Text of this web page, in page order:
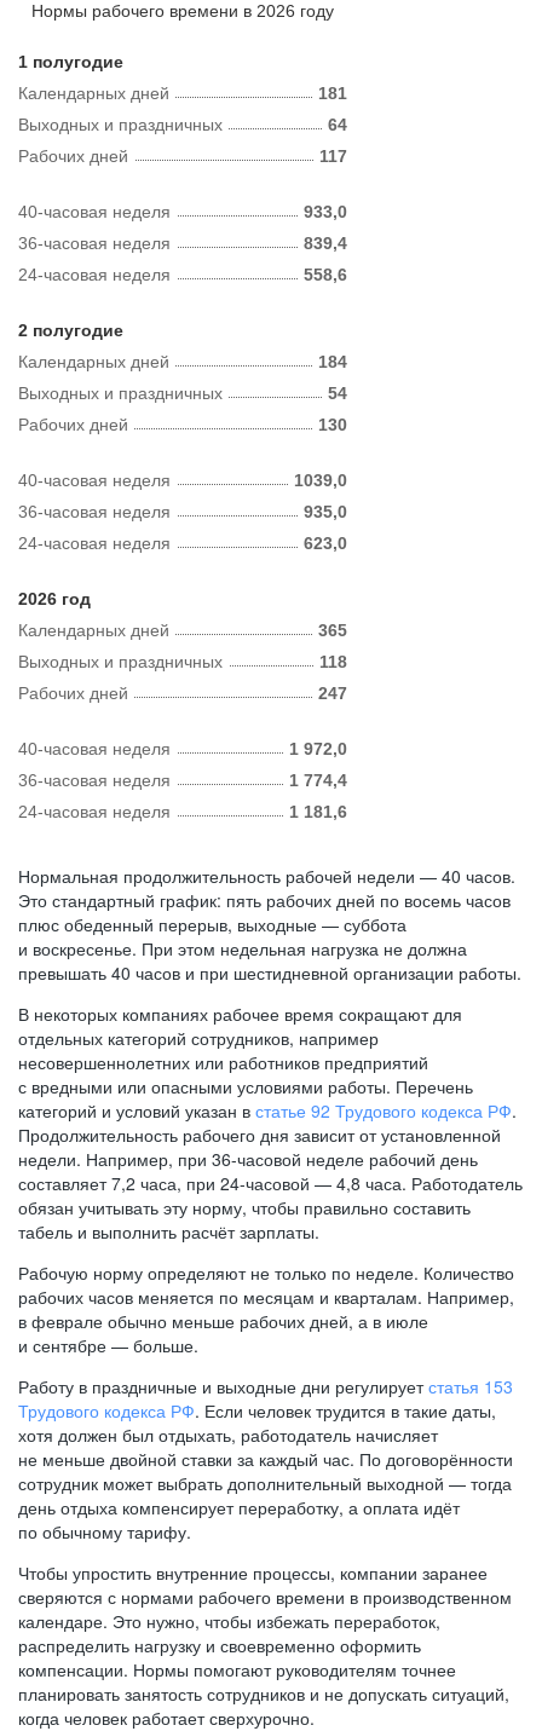
Нормы рабочего времени в 2026 году
1 полугодие
Календарных дней
181
Рабочих дней 117
Выходных и праздничных 64
40-часовая неделя
933,0
36-часовая неделя
839,4
24-часовая неделя
558,6
2 полугодие
Календарных дней
184
Рабочих дней 130
Выходных и праздничных 54
40-часовая неделя
1039,0
36-часовая неделя
935,0
24-часовая неделя
623,0
2026 год
Календарных дней
365
Рабочих дней 247
Выходных и праздничных 118
40-часовая неделя
1 972,0
36-часовая неделя
1 774,4
24-часовая неделя
1 181,6
Нормальная продолжительность рабочей недели — 40 часов.
Это стандартный график: пять рабочих дней по восемь часов
плюс обеденный перерыв, выходные — суббота
и воскресенье. При этом недельная нагрузка не должна
превышать 40 часов и при шестидневной организации работы.
В некоторых компаниях рабочее время сокращают для
отдельных категорий сотрудников, например
несовершеннолетних или работников предприятий
с вредными или опасными условиями работы. Перечень
категорий и условий указан в статье 92 Трудового кодекса РФ.
Продолжительность рабочего дня зависит от установленной
недели. Например, при 36-часовой неделе рабочий день
составляет 7,2 часа, при 24-часовой — 4,8 часа. Работодатель
обязан учитывать эту норму, чтобы правильно составить
табель и выполнить расчёт зарплаты.
Рабочую норму определяют не только по неделе. Количество
рабочих часов меняется по месяцам и кварталам. Например,
в феврале обычно меньше рабочих дней, а в июле
и сентябре — больше.
Работу в праздничные и выходные дни регулируетстатья 153
Трудового кодекса РФ. Если человек трудится в такие даты,
хотя должен был отдыхать, работодатель начисляет
не меньше двойной ставки за каждый час. По договорённости
сотрудник может выбрать дополнительный выходной — тогда
день отдыха компенсирует переработку, а оплата идёт
по обычному тарифу.
Чтобы упростить внутренние процессы, компании заранее
сверяются с нормами рабочего времени в производственном
календаре. Это нужно, чтобы избежать переработок,
распределить нагрузку и своевременно оформить
компенсации. Нормы помогают руководителям точнее
планировать занятость сотрудников и не допускать ситуаций,
когда человек работает сверхурочно.